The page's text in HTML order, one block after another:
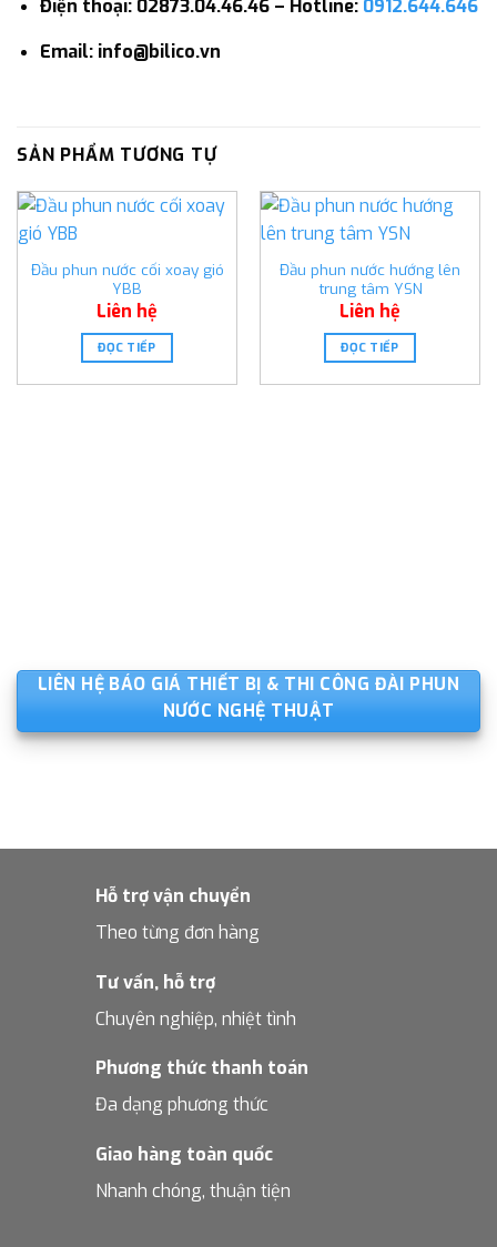
Điện thoại: 02873.04.46.46 – Hotline: 0912.644.646
Email: info@bilico.vn
SẢN PHẨM TƯƠNG TỰ
Đầu phun nước cối xoay gió
YBB
Liên hệ
ĐỌC TIẾP
Đầu phun nước hướng lên
trung tâm YSN
Liên hệ
ĐỌC TIẾP
LIÊN HỆ BÁO GIÁ THIẾT BỊ & THI CÔNG ĐÀI PHUN
NƯỚC NGHỆ THUẬT
Hỗ trợ vận chuyển
Theo từng đơn hàng
Tư vấn, hỗ trợ
Chuyên nghiệp, nhiệt tình
Phương thức thanh toán
Đa dạng phương thức
Giao hàng toàn quốc
Nhanh chóng, thuận tiện